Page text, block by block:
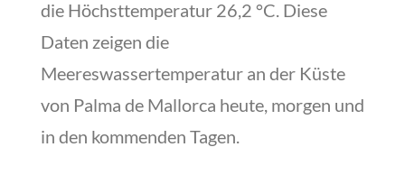
die Höchsttemperatur 26,2 °C. Diese
Daten zeigen die
Meereswassertemperatur an der Küste
von Palma de Mallorca heute, morgen und
in den kommenden Tagen.